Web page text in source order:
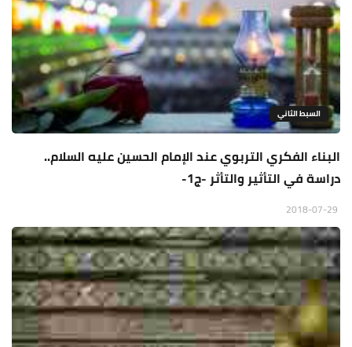
السبط الثاني
البناء الفكري التربوي عند الإمام الحسين عليه السلام..
دراسة في التأثير والتأثر -ج1-